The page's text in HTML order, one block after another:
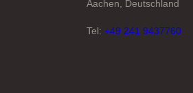
Aachen, Deutschland
Tel:+49 241 9437760